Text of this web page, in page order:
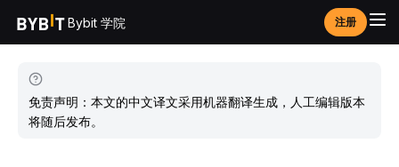
Bybit 学院 注册
免责声明：本文的中文译文采用机器翻译生成，人工编辑版本
将随后发布。